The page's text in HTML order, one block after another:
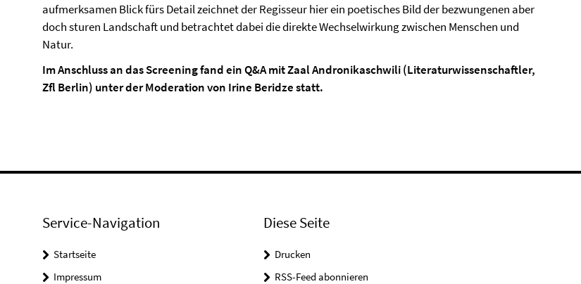
aufmerksamen Blick fürs Detail zeichnet der Regisseur hier ein poetisches Bild der bezwungenen aber
doch sturen Landschaft und betrachtet dabei die direkte Wechselwirkung zwischen Menschen und
Natur.
Im Anschluss an das Screening fand ein Q&A mit Zaal Andronikaschwili (Literaturwissenschaftler,
Zfl Berlin) unter der Moderation von Irine Beridze statt.
Service-Navigation
Startseite
Impressum
Diese Seite
Drucken
RSS-Feed abonnieren